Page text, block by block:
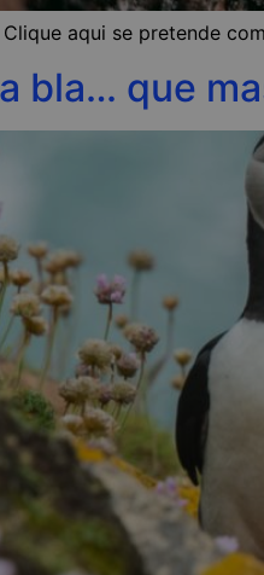
aqui se pretende
bla… que